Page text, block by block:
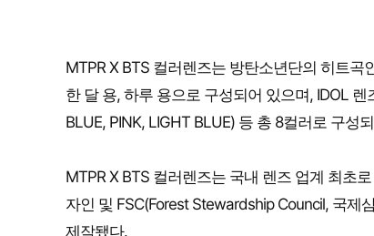
MTPR X BTS 컬러렌즈는 방탄소년단의 히트
한 달 용, 하루 용으로 구성되어 있으며, IDOL 렌
BLUE, PINK, LIGHT BLUE) 등 총 8컬러로 구성
MTPR X BTS 컬러렌즈는 국내 렌즈 업계 최초
자인 및 FSC(Forest Stewardship Council, 국제
제작됐다.